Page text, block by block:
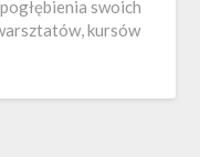
swoich
kursów